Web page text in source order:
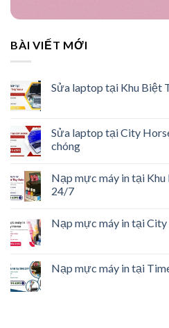
BÀI VIẾT MỚI
Sửa laptop tại Khu Biệt
Sửa laptop tại City
chóng
Nạp mực máy in tại Khu
24/7
Nạp mực máy in tại
Nạp mực máy in tại